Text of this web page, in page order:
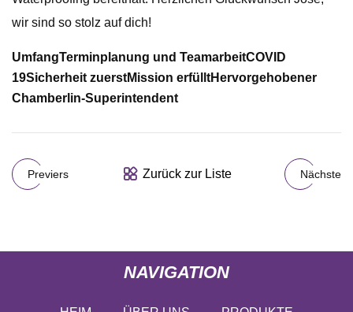
wir sind so stolz auf dich!
UmfangTerminplanung und TeamarbeitCOVID
19Sicherheit zuerstMission erfülltHervorgehobener
Chamberlin-Superintendent
Previers Zurück zur Liste Nächste
NAVIGATION